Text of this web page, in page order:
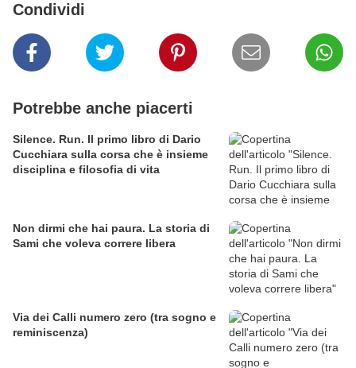
Condividi
Potrebbe anche piacerti
Silence. Run. Il primo libro di Dario
Cucchiara sulla corsa che è insieme
disciplina e filosofia di vita
Non dirmi che hai paura. La storia di
Sami che voleva correre libera
Via dei Calli numero zero (tra sogno e
reminiscenza)